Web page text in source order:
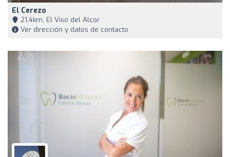
El Cerezo
21,4km, El Viso del Alcor
Ver dirección y datos de contacto